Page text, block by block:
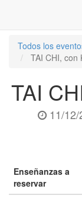
Todos los
TAI CHI, con
TAI
11/
Enseñanzas a
reservar